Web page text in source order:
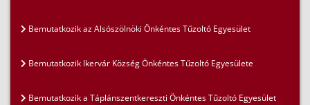
Bemutatkozik az Alsószölnöki Önkéntes Tűzoltó Egyesület
Bemutatkozik Ikervár Község Önkéntes Tűzoltó Egyesülete
Bemutatkozik a Táplánszentkereszti Önkéntes Tűzoltó Egyesület